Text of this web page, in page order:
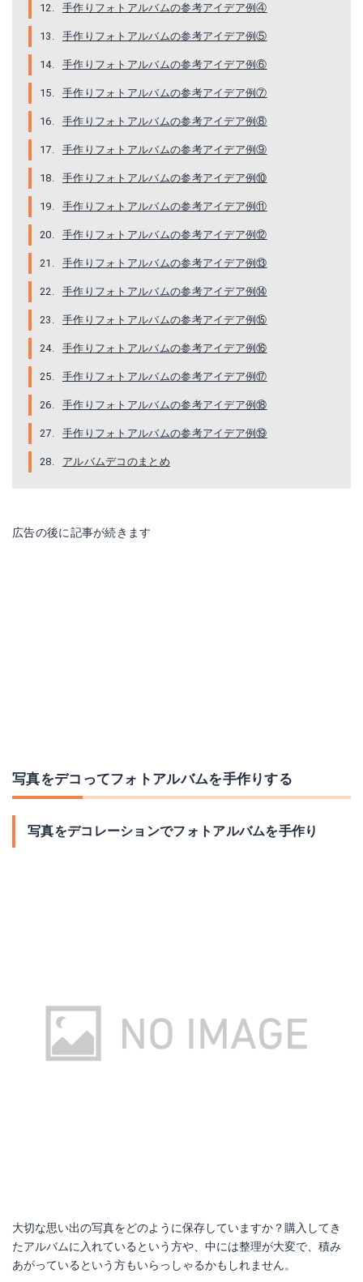
手作りフォトアルバムの参考アイデア例④
手作りフォトアルバムの参考アイデア例⑤
手作りフォトアルバムの参考アイデア例⑥
手作りフォトアルバムの参考アイデア例⑦
手作りフォトアルバムの参考アイデア例⑧
手作りフォトアルバムの参考アイデア例⑨
手作りフォトアルバムの参考アイデア例⑩
手作りフォトアルバムの参考アイデア例⑪
手作りフォトアルバムの参考アイデア例⑫
手作りフォトアルバムの参考アイデア例⑬
手作りフォトアルバムの参考アイデア例⑭
手作りフォトアルバムの参考アイデア例⑮
手作りフォトアルバムの参考アイデア例⑯
手作りフォトアルバムの参考アイデア例⑰
手作りフォトアルバムの参考アイデア例⑱
手作りフォトアルバムの参考アイデア例⑲
アルバムデコのまとめ
広告の後に記事が続きます
写真をデコってフォトアルバムを手作りする
写真をデコレーションでフォトアルバムを手作り
大切な思い出の写真をどのように保存していますか？購入してき
たアルバムに入れているという方や、中には整理が大変で、積み
あがっているという方もいらっしゃるかもしれません。